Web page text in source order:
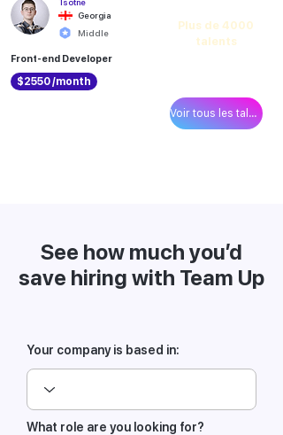
Georgia
Middle
Front-end Developer
$2550 /month
Plus de 4000
talents
Voir tous les talents
See how much you’d
save hiring with Team Up
Your company is based in:
What role are you looking for?